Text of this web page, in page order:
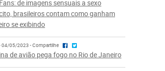
de imagens sensuais a sexo
brasileiros contam como ganham
se exibindo
04/05/2023 - Compartilhe
de avião pega fogo no Rio de Janeiro